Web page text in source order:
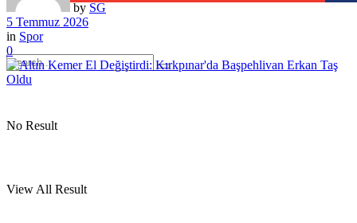
No Result
View All Result
by SG
5 Temmuz 2026
in Spor
0